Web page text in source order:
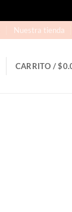
Nuestra tienda
CARRITO /$